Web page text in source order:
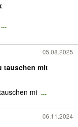
...
05.08.2025
tauschen mit
mi ...
06.11.2024